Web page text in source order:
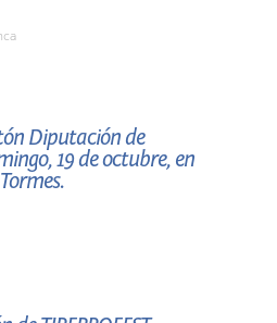
Diputación de
19 de octubre, en